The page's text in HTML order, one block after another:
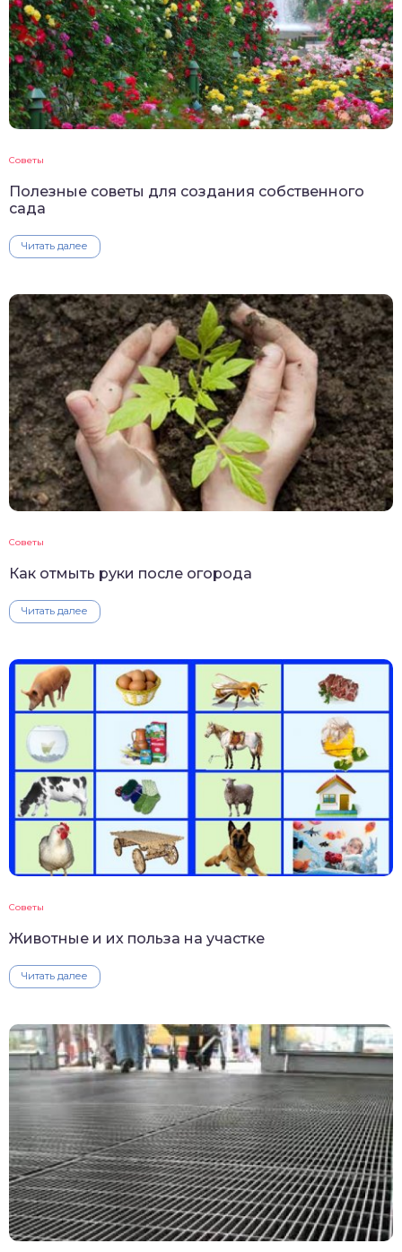
Советы
Полезные советы для создания собственного
сада
Читать далее
Советы
Как отмыть руки после огорода
Читать далее
Советы
Животные и их польза на участке
Читать далее